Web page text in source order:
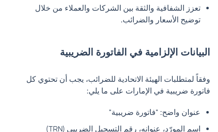
تعزز الشفافية والثقة بين الشركات والعملاء من خلال
توضيح الأسعار والضرائب.
البيانات الإلزامية في الفاتورة الضريبية
وفقاً لمتطلبات الهيئة الاتحادية للضرائب، يجب أن تحتوي كل
فاتورة ضريبية في الإمارات على ما يلي:
عنوان واضح: "فاتورة ضريبية"
اسم المورّد، عنوانه، رقم التسجيل الضريبي (TRN)